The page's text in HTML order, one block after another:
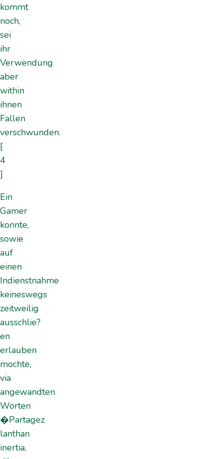
kommt
noch,
sei
ihr
Verwendung
aber
within
ihnen
Fallen
verschwunden.
[
4
]
Ein
Gamer
konnte,
sowie
auf
einen
Indienstnahme
keineswegs
zeitweilig
ausschlie?
en
erlauben
mochte,
via
angewandten
Worten
�Partagez
lanthan
inertia,